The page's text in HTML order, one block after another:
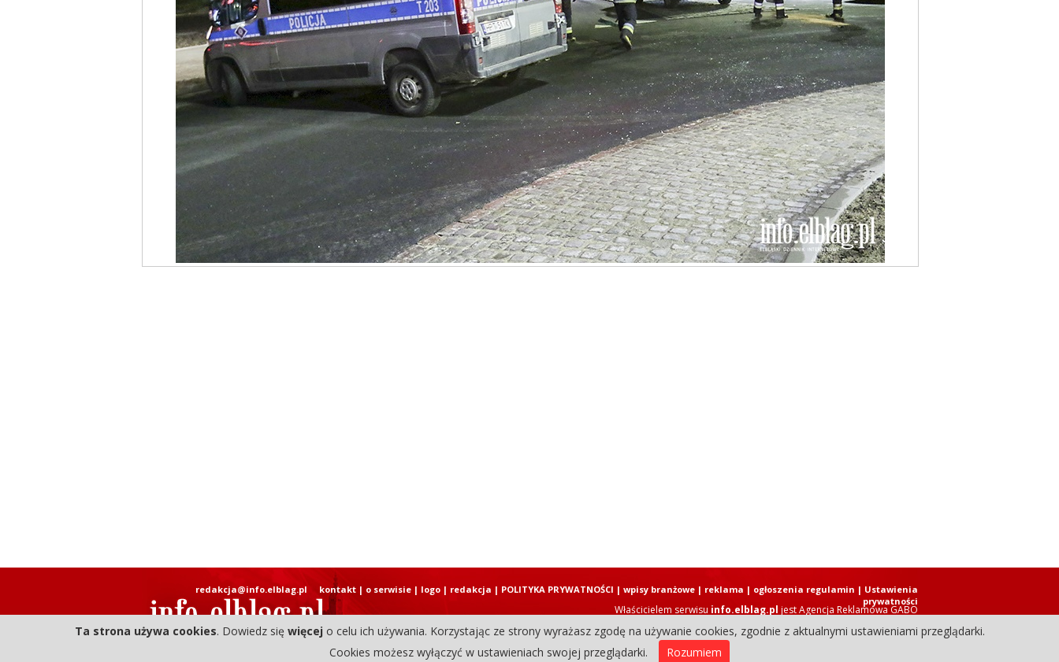
Właścicielem serwisu info.elblag.pl jestAgencja Reklamowa GABO
Copyright © 2004-2026 Elbląski Dziennik Internetowy. Wszystkie prawa zastrzeżone.
redakcja@info.elblag.pl kontakt| o serwisie| logo| redakcja | POLITYKA PRYWATNOŚCI | wpisy branżowe| reklama | ogłoszenia regulamin | Ustawienia
prywatności
Ta strona używa cookies. Dowiedz się więcej o celu ich używania. Korzystając ze strony wyrażasz zgodę na używanie cookies, zgodnie z aktualnymi ustawieniami przeglądarki.
Cookies możesz wyłączyć w ustawieniach swojej przeglądarki.
Rozumiem